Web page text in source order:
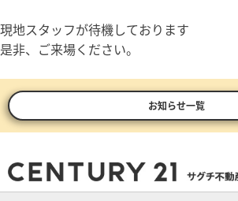
現地スタッフが待機しております
是非、ご来場ください。
お知らせ一覧